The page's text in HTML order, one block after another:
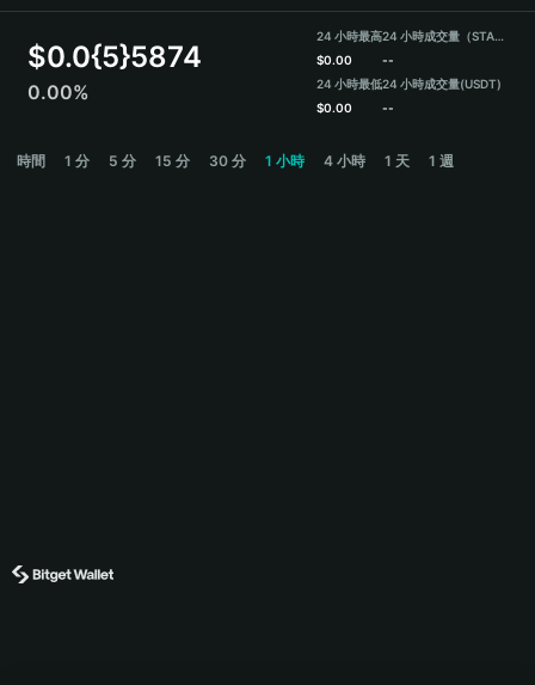
Español
$0.0{5}5874
0.00%
24 小時最高
$0.00
24 小時最低
$0.00
24 小時成交量（STAND）
--
24 小時成交量(USDT)
--
時間 1 分 5 分 15 分 30 分 1 小時 4 小時 1 天 1 週